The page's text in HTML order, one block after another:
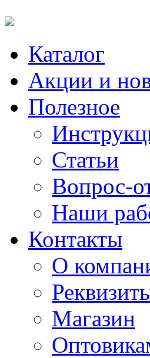
Каталог
Акции и
Полезное
Статьи
Вопрос-
Наши
Контакты
О
Магазин